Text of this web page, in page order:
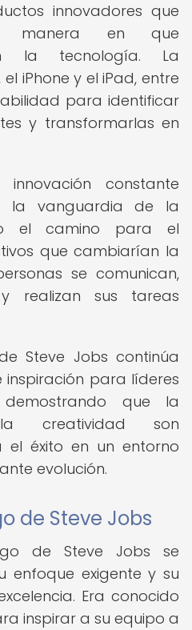
innovadores que
manera en que
la tecnología. La
iPhone y el iPad, entre
para identificar
y transformarlas en
constante
la vanguardia de la
el camino para el
que cambiarían la
se comunican,
realizan sus tareas
Steve Jobs continúa
para líderes
que la
creatividad son
el éxito en un entorno
evolución.
de Steve Jobs
de Steve Jobs se
enfoque exigente y su
Era conocido
inspirar a su equipo a